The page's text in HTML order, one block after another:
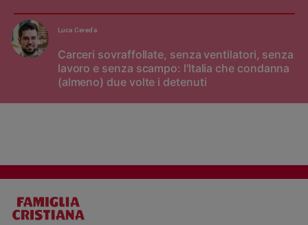
Carceri sovraffollate, senza ventilatori, senza
lavoro e senza scampo: l'Italia che condanna
(almeno) due volte i detenuti
Luca Cereda